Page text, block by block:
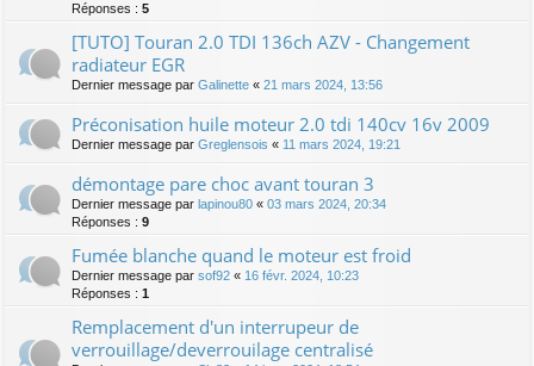
Réponses : 5
[TUTO] Touran 2.0 TDI 136ch AZV - Changement
radiateur EGR
Dernier message par Galinette « 21 mars 2024, 13:56
Préconisation huile moteur 2.0 tdi 140cv 16v 2009
Dernier message par Greglensois « 11 mars 2024, 19:21
démontage pare choc avant touran 3
Dernier message par lapinou80 « 03 mars 2024, 20:34
Réponses : 9
Fumée blanche quand le moteur est froid
Dernier message par sof92 « 16 févr. 2024, 10:23
Réponses : 1
Remplacement d'un interrupeur de
verrouillage/deverrouilage centralisé